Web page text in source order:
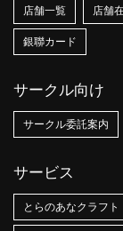
店舗一覧 店舗
銀聯カード
サークル向け
サークル委託案内
サービス
とらのあなクラフト